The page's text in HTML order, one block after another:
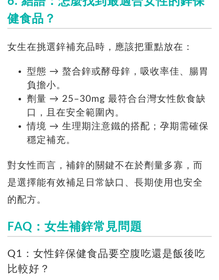
健食品？
女生在挑選鋅補充品時，應該把重點放在：
型態 → 螯合鋅或酵母鋅，吸收率佳、腸胃
負擔小。
劑量 → 25–30mg 最符合台灣女性飲食缺
口，且在安全範圍內。
情境 → 生理期注意鐵的搭配；孕期需確保
穩定補充。
對女性而言，補鋅的關鍵不在於劑量多寡，而
是選擇能有效補足日常缺口、長期使用也安全
的配方。
FAQ：女生補鋅常見問題
Q1：女性鋅保健食品要空腹吃還是飯後吃
比較好？